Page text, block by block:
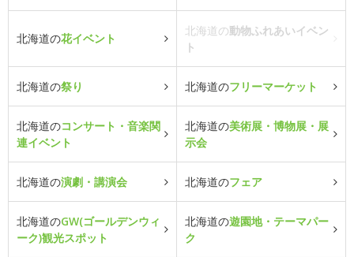
北海道の花イベント
北海道の動物ふれあいイベン
ト
北海道の祭り 北海道のフリーマーケット
北海道のコンサート・音楽関
連イベント
北海道の美術展・博物展・展
示会
北海道の演劇・講演会 北海道のフェア
北海道のGW(ゴールデンウィ
ーク)観光スポット
北海道の遊園地・テーマパー
ク